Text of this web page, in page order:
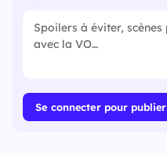
Se connecter pour publier